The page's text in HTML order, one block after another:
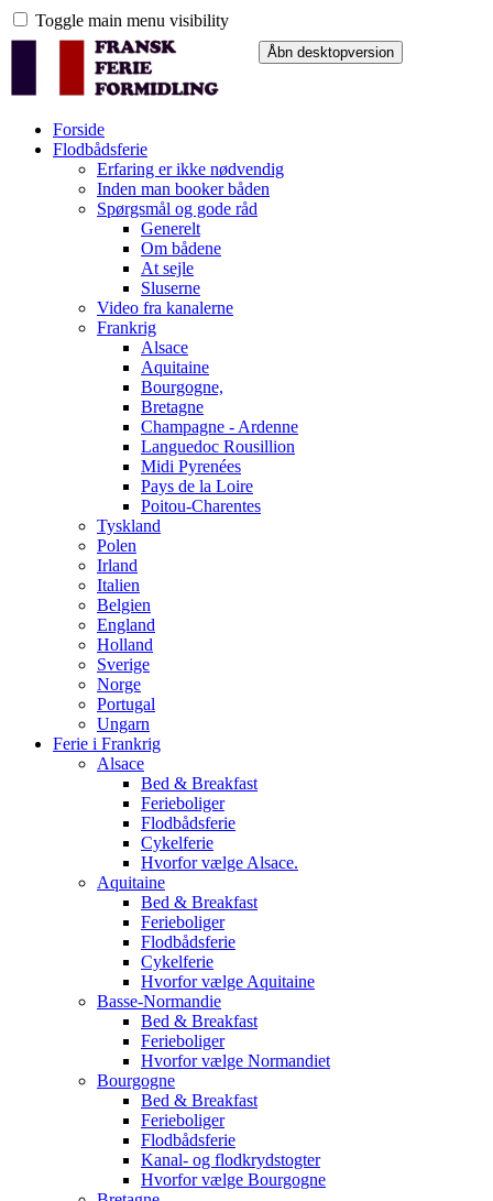
Toggle main menu visibility
Forside
Flodbådsferie
Erfaring er ikke nødvendig
Inden man booker båden
Spørgsmål og gode råd
Generelt
Om bådene
At sejle
Sluserne
Video fra kanalerne
Frankrig
Alsace
Aquitaine
Bourgogne,
Bretagne
Champagne - Ardenne
Languedoc Rousillion
Midi Pyrenées
Pays de la Loire
Poitou-Charentes
Tyskland
Polen
Irland
Italien
Belgien
England
Holland
Sverige
Norge
Portugal
Ungarn
Ferie i Frankrig
Alsace
Bed & Breakfast
Ferieboliger
Flodbådsferie
Cykelferie
Hvorfor vælge Alsace.
Aquitaine
Bed & Breakfast
Ferieboliger
Flodbådsferie
Cykelferie
Hvorfor vælge Aquitaine
Basse-Normandie
Bed & Breakfast
Ferieboliger
Hvorfor vælge Normandiet
Bourgogne
Bed & Breakfast
Ferieboliger
Flodbådsferie
Kanal- og flodkrydstogter
Hvorfor vælge Bourgogne